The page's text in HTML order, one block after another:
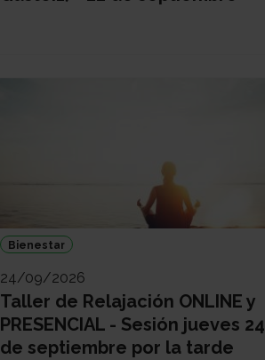
Bienestar
24/09/2026
Taller de Relajación ONLINE y
PRESENCIAL - Sesión jueves 24
de septiembre por la tarde